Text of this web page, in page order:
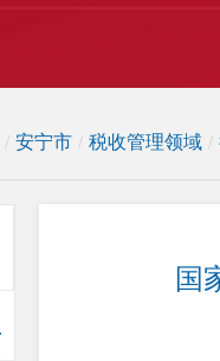
/ 安宁市 / 税收管理领域 /
国